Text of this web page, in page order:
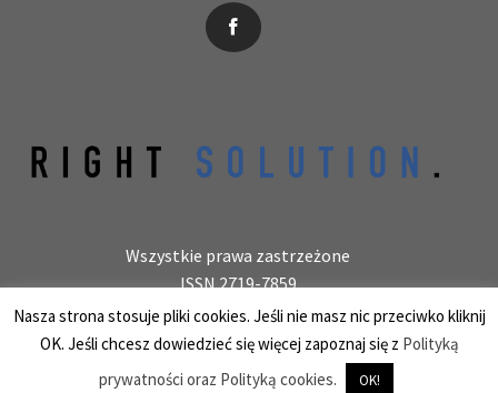
Wszystkie prawa zastrzeżone
ISSN 2719-7859
Wydawca: laboratoryjnie.pl Krzysztof Wołowiec
25-150 Kielce, ul. Barwinek 9/31, REGON 387847966
Nasza strona stosuje pliki cookies. Jeśli nie masz nic przeciwko kliknij
OK. Jeśli chcesz dowiedzieć się więcej zapoznaj się z Polityką
prywatności oraz Polityką cookies.
OK!